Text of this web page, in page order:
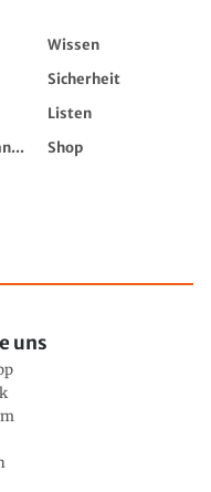
Wissen
Sicherheit
Listen
Shop
uns